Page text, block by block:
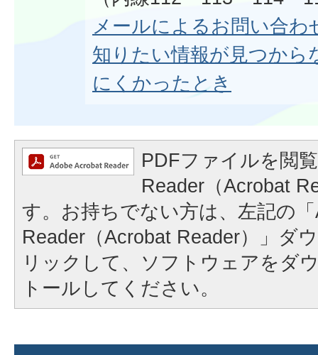
メールによるお問い合わ
知りたい情報が見つから
にくかったとき
PDFファイルを閲
Reader（Acrobat
す。お持ちでない方は、左記の
Reader（Acrobat Reader）」ダ
リックして、ソフトウェアをダ
トールしてください。